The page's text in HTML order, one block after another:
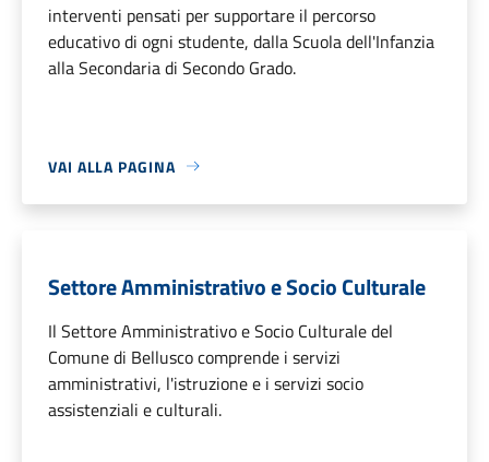
interventi pensati per supportare il percorso
educativo di ogni studente, dalla Scuola dell'Infanzia
alla Secondaria di Secondo Grado.
VAI ALLA PAGINA
Settore Amministrativo e Socio Culturale
Il Settore Amministrativo e Socio Culturale del
Comune di Bellusco comprende i servizi
amministrativi, l'istruzione e i servizi socio
assistenziali e culturali.